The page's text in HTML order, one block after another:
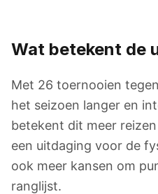
Wat betekent de
Met 26 toernooien
het seizoen langer en
betekent dit meer
een uitdaging voor de
ook meer kansen om
ranglijst.